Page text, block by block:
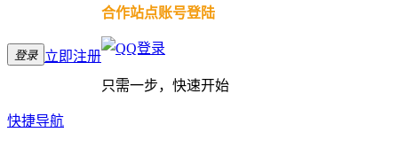
登录 立即注册
合作站点账号登陆
只需一步，快速开始
快捷导航